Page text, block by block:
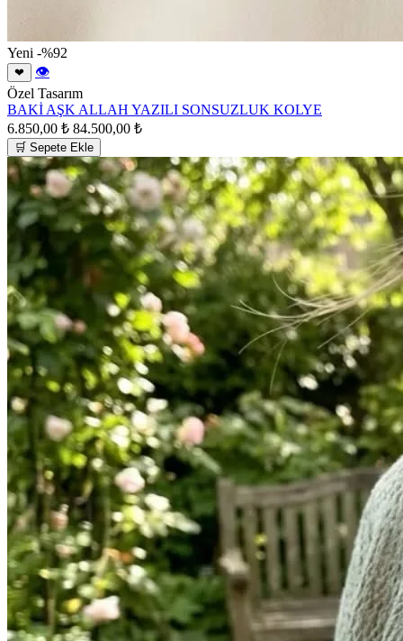
Yeni -%92
❤
👁
Özel Tasarım
BAKİ AŞK ALLAH YAZILI SONSUZLUK KOLYE
6.850,00 ₺ 84.500,00 ₺
🛒 Sepete Ekle